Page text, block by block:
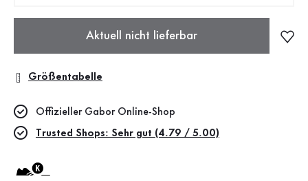
Aktuell nicht lieferbar
Größentabelle
Offizieller Gabor Online-Shop
Trusted Shops: Sehr gut (4.79 / 5.00)